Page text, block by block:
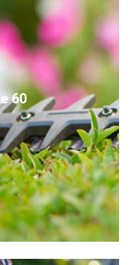
60